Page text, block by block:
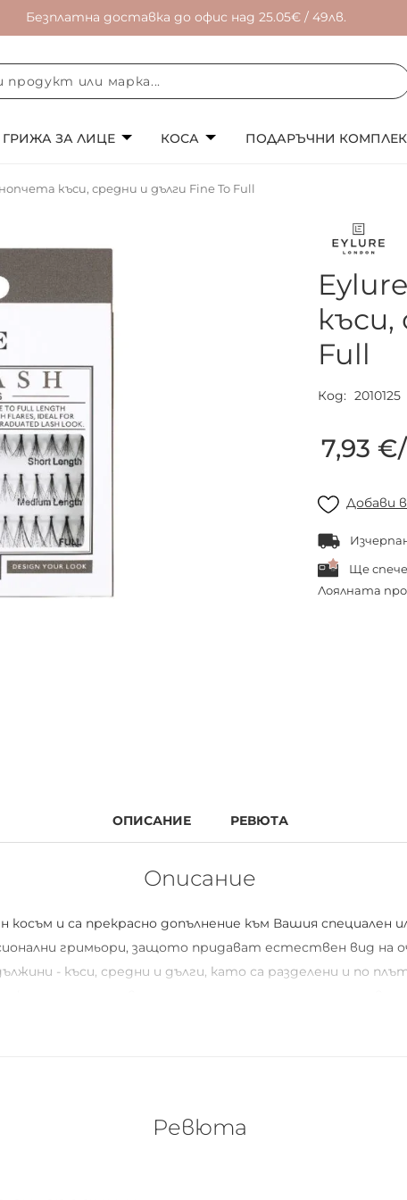
Безплатна доставка до офис над 25.05€ / 49лв.
ГРИЖА ЗА ЛИЦЕ КОСА ПОДАРЪЧНИ
къси, средни и дълги Fine To Full
къси,
Full
Код 2010125
7,93 €/
Добави
Ще
Лоялната
ОПИСАНИЕ РЕВЮТА
Описание
и са прекрасно допълнение към Вашия специален
гримьори, защото придават естествен вид на
- къси, средни и дълги, като са разделени и по
Ревюта